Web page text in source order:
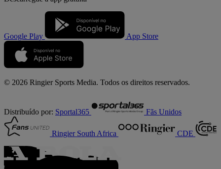
Google Play App Store
© 2026 Ringier Sports Media. Todos os direitos reservados.
Distribuído por: Sportal365 Fãs Unidos
Ringier South Africa CDE